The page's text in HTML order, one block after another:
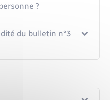
?
du bulletin n°3